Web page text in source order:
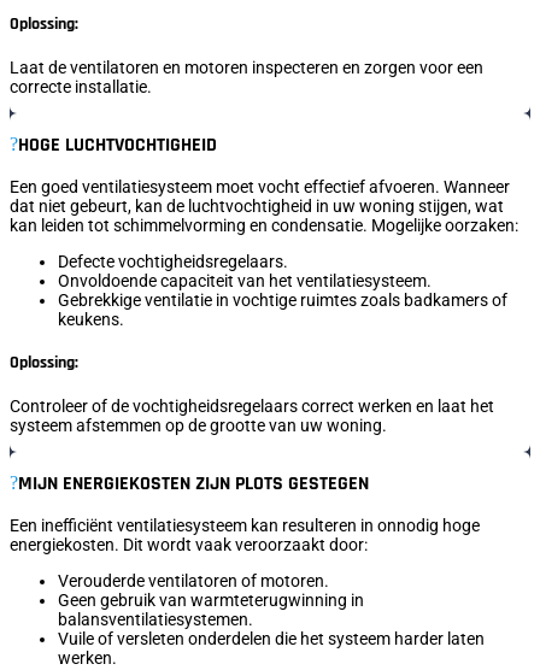
Oplossing:
Laat de ventilatoren en motoren inspecteren en zorgen voor een
correcte installatie.
HOGE LUCHTVOCHTIGHEID
Een goed ventilatiesysteem moet vocht effectief afvoeren. Wanneer
dat niet gebeurt, kan de luchtvochtigheid in uw woning stijgen, wat
kan leiden tot schimmelvorming en condensatie. Mogelijke oorzaken:
Defecte vochtigheidsregelaars.
Onvoldoende capaciteit van het ventilatiesysteem.
Gebrekkige ventilatie in vochtige ruimtes zoals badkamers of
keukens.
Oplossing:
Controleer of de vochtigheidsregelaars correct werken en laat het
systeem afstemmen op de grootte van uw woning.
MIJN ENERGIEKOSTEN ZIJN PLOTS GESTEGEN
Een inefficiënt ventilatiesysteem kan resulteren in onnodig hoge
energiekosten. Dit wordt vaak veroorzaakt door:
Verouderde ventilatoren of motoren.
Geen gebruik van warmteterugwinning in
balansventilatiesystemen.
Vuile of versleten onderdelen die het systeem harder laten
werken.